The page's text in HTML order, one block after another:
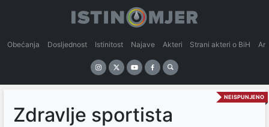
Obećanja Dosljednost Istinitost Najave Akteri Strani akteri o BiH
NEISPUNJENO
Zdravlje sportista